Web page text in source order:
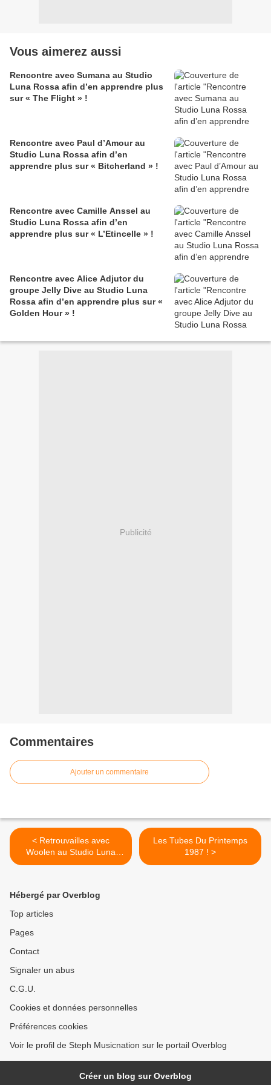
Vous aimerez aussi
Rencontre avec Sumana au Studio
Luna Rossa afin d’en apprendre plus
sur « The Flight » !
Rencontre avec Paul d’Amour au
Studio Luna Rossa afin d’en
apprendre plus sur « Bitcherland » !
Rencontre avec Camille Anssel au
Studio Luna Rossa afin d’en
apprendre plus sur « L’Etincelle » !
Rencontre avec Alice Adjutor du
groupe Jelly Dive au Studio Luna
Rossa afin d’en apprendre plus sur «
Golden Hour » !
Publicité
Commentaires
Ajouter un commentaire
< Retrouvailles avec
Woolen au Studio Luna
Rossa à l’occasion de la
Les Tubes Du Printemps
1987 ! >
Hébergé par Overblog
Top articles
Pages
Contact
Signaler un abus
C.G.U.
Cookies et données personnelles
Préférences cookies
Voir le profil de Steph Musicnation sur le portail Overblog
Créer un blog sur Overblog